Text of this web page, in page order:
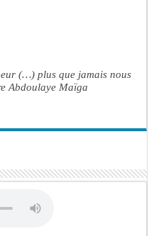
(…) plus que jamais nous
Abdoulaye Maïga